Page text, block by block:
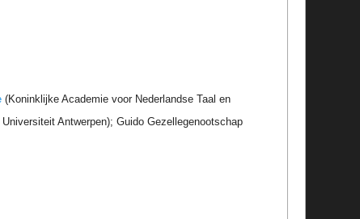
(Koninklijke Academie voor Nederlandse Taal en
Antwerpen); Guido Gezellegenootschap